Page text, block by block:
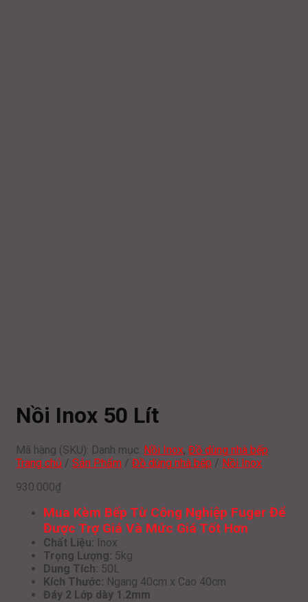
Nồi Inox 50 Lít
Mã hàng (SKU): Danh mục: Nồi Inox, Đồ dùng nhà bếp
Trang chủ / Sản Phẩm / Đồ dùng nhà bếp / Nồi Inox
930.000₫
Mua Kèm Bếp Từ Công Nghiệp Fuger Để
Được Trợ Giá Và Mức Giá Tốt Hơn
Chất Liệu: Inox
Trọng Lượng: 5kg
Dung Tích: 50L
Kích Thước: Ngang 40cm x Cao 40cm
Đáy 2 Lớp dày 1.2mm